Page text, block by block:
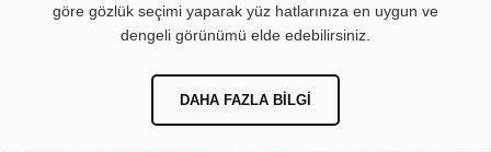
göre gözlük seçimi yaparak yüz hatlarınıza en uygun ve
dengeli görünümü elde edebilirsiniz.
DAHA FAZLA BILGI